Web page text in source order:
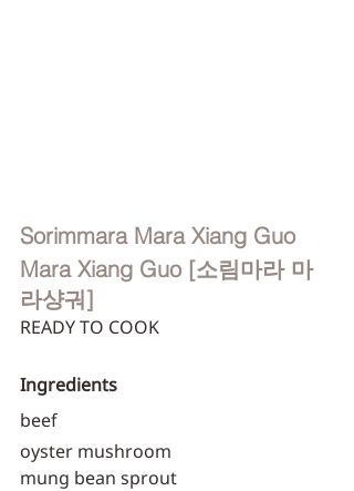
Sorimmara Mara Xiang Guo
Mara Xiang Guo [소림마라 마
라샹궈]
READY TO COOK
Ingredients
beef
oyster mushroom
mung bean sprout